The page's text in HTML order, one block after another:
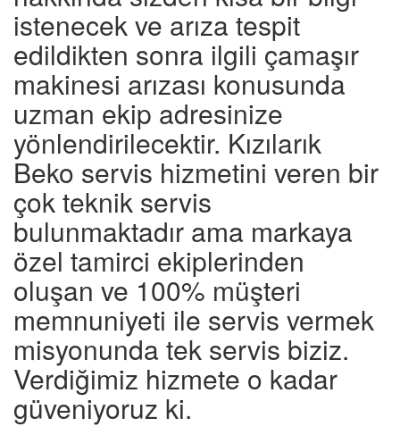
istenecek ve arıza tespit
edildikten sonra ilgili çamaşır
makinesi arızası konusunda
uzman ekip adresinize
yönlendirilecektir. Kızılarık
Beko servis hizmetini veren bir
çok teknik servis
bulunmaktadır ama markaya
özel tamirci ekiplerinden
oluşan ve 100% müşteri
memnuniyeti ile servis vermek
misyonunda tek servis biziz.
Verdiğimiz hizmete o kadar
güveniyoruz ki.